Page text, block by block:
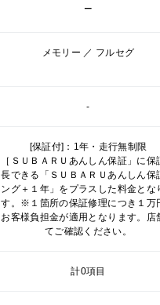
−
メモリー ／ フルセグ
-
[保証付]：1年・走行無制限
［ＳＵＢＡＲＵあんしん保証」に保
長できる「ＳＵＢＡＲＵあんしん保
ング＋１年」をプラスした料金とな
す。※１箇所の保証修理につき１万
お客様負担金が適用となります。店
てご確認ください。
計0項目